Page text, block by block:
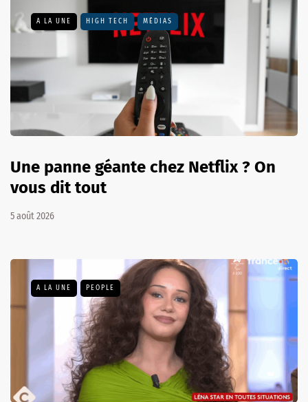
A LA UNE HIGH TECH MÉDIAS
Une panne géante chez Netflix ? On
vous dit tout
5 août 2026
A LA UNE PEOPLE